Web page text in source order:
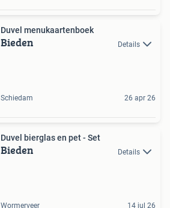
Duvel menukaartenboek
Bieden Details
Schiedam 26 apr 26
Duvel bierglas en pet - Set
Bieden Details
Wormerveer 14 jul 26